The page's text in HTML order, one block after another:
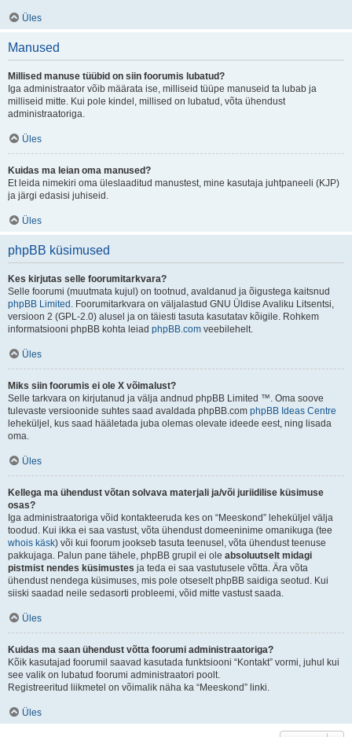
Üles
Manused
Millised manuse tüübid on siin foorumis lubatud?
Iga administraator võib määrata ise, milliseid tüüpe manuseid ta lubab ja
milliseid mitte. Kui pole kindel, millised on lubatud, võta ühendust
administraatoriga.
Üles
Kuidas ma leian oma manused?
Et leida nimekiri oma üleslaaditud manustest, mine kasutaja juhtpaneeli (KJP)
ja järgi edasisi juhiseid.
Üles
phpBB küsimused
Kes kirjutas selle foorumitarkvara?
Selle foorumi (muutmata kujul) on tootnud, avaldanud ja õigustega kaitsnud
phpBB Limited . Foorumitarkvara on väljalastud GNU Üldise Avaliku Litsentsi,
versioon 2 (GPL-2.0) alusel ja on täiesti tasuta kasutatav kõigile. Rohkem
informatsiooni phpBB kohta leiad phpBB.com veebilehelt.
Üles
Miks siin foorumis ei ole X võimalust?
Selle tarkvara on kirjutanud ja välja andnud phpBB Limited ™. Oma soove
tulevaste versioonide suhtes saad avaldada phpBB.com phpBB Ideas Centre
leheküljel, kus saad hääletada juba olemas olevate ideede eest, ning lisada
oma.
Üles
Kellega ma ühendust võtan solvava materjali ja/või juriidilise küsimuse
osas?
Iga administraatoriga võid kontakteeruda kes on “Meeskond” leheküljel välja
toodud. Kui ikka ei saa vastust, võta ühendust domeeninime omanikuga (tee
whois käsk) või kui foorum jookseb tasuta teenusel, võta ühendust teenuse
pakkujaga. Palun pane tähele, phpBB grupil ei ole absoluutselt midagi
pistmist nendes küsimustes ja teda ei saa vastutusele võtta. Ära võta
ühendust nendega küsimuses, mis pole otseselt phpBB saidiga seotud. Kui
siiski saadad neile sedasorti probleemi, võid mitte vastust saada.
Üles
Kuidas ma saan ühendust võtta foorumi administraatoriga?
Kõik kasutajad foorumil saavad kasutada funktsiooni “Kontakt” vormi, juhul kui
see valik on lubatud foorumi administraatori poolt.
Registreeritud liikmetel on võimalik näha ka “Meeskond” linki.
Üles